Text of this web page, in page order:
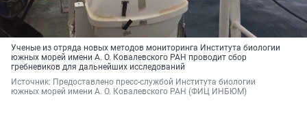
Ученые из отряда новых методов мониторинга Института биологии
южных морей имени А. О. Ковалевского РАН проводит сбор
гребневиков для дальнейших исследований
Источник: Предоставлено пресс-службой Института биологии
южных морей имени А. О. Ковалевского РАН (ФИЦ ИНБЮМ)